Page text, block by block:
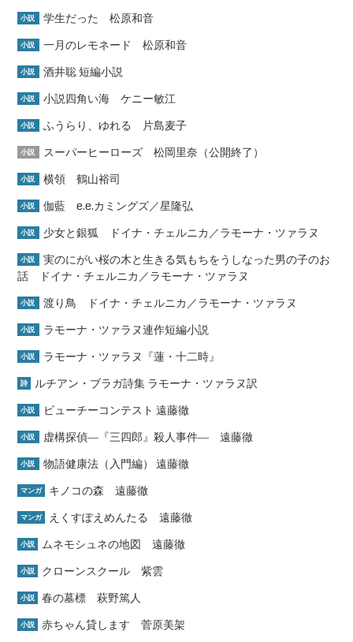
小説 学生だった 松原和音
小説 一月のレモネード 松原和音
小説 酒井聡 短編小説
小説 小説四角い海 ケニー敏江
小説 ふうらり、ゆれる 片島麦子
小説 スーパーヒーローズ 松岡里奈（公開終了）
小説 横領 鶴山裕司
小説 伽藍 e.e.カミングズ／星隆弘
小説 少女と銀狐 ドイナ・チェルニカ／ラモーナ・ツァラヌ
小説
実のにがい桜の木と生きる気もちをうしなった男の子のお
話 ドイナ・チェルニカ／ラモーナ・ツァラヌ
小説 渡り鳥 ドイナ・チェルニカ／ラモーナ・ツァラヌ
小説 ラモーナ・ツァラヌ連作短編小説
小説 ラモーナ・ツァラヌ『蓮・十二時』
詩 ルチアン・ブラガ詩集 ラモーナ・ツァラヌ訳
小説 ビューチーコンテスト 遠藤徹
小説 虚構探偵―『三四郎』殺人事件― 遠藤徹
小説 物語健康法（入門編） 遠藤徹
マンガ キノコの森 遠藤徹
マンガ えくすぽえめんたる 遠藤徹
小説 ムネモシュネの地図 遠藤徹
小説 クローンスクール 紫雲
小説 春の墓標 萩野篤人
小説 赤ちゃん貸します 菅原美架